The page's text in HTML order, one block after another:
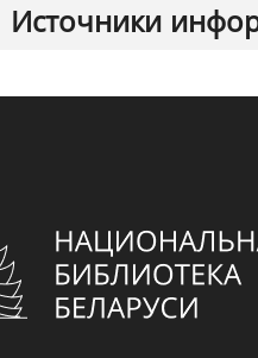
Источники